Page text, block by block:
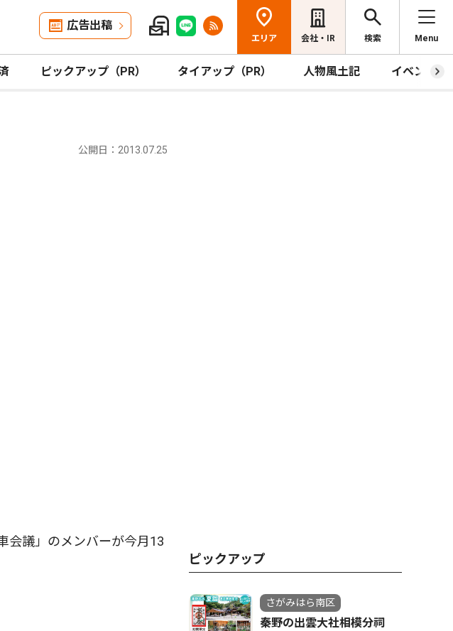
広告出稿
エリア 会社・IR 検索 Menu
ピックアップ（PR） タイアップ（PR） 人物風土記 イベント
公開日：2013.07.25
会議」のメンバーが今月13
ピックアップ
さがみはら南区
秦野の出雲大社相模分祠